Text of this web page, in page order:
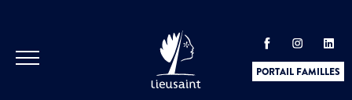
PORTAIL FAMILLES